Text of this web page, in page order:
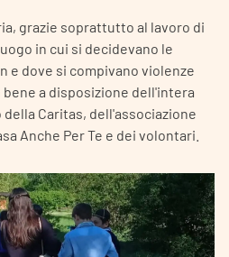
grazie soprattutto al lavoro di
in cui si decidevano le
e dove si compivano violenze
a disposizione dell'intera
Caritas, dell'associazione
Anche Per Te e dei volontari.